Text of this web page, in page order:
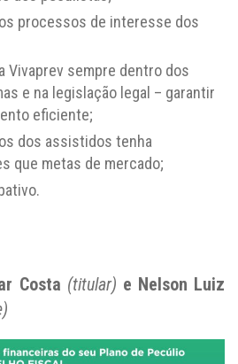
processos de interesse dos
Vivaprev sempre dentro dos
e na legislação legal – garantir
eficiente;
dos assistidos tenha
que metas de mercado;
Costa (titular) e Nelson Luiz